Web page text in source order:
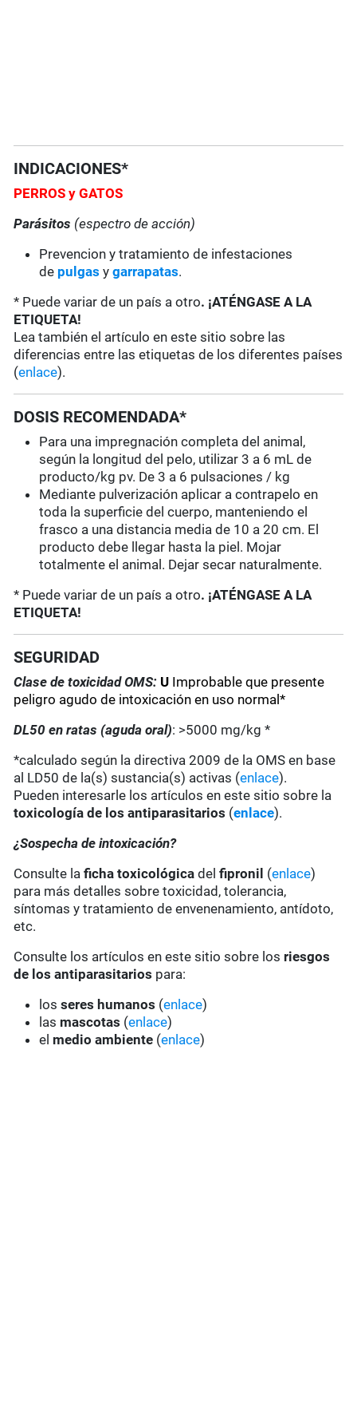
INDICACIONES*
PERROS y GATOS
Parásitos (espectro de acción)
Prevencion y tratamiento de infestaciones
de pulgas ygarrapatas.
* Puede variar de un país a otro. ¡ATÉNGASE A LA
ETIQUETA!
Lea también el artículo en este sitio sobre las
diferencias entre las etiquetas de los diferentes países
(enlace).
DOSIS RECOMENDADA*
Para una impregnación completa del animal,
según la longitud del pelo, utilizar 3 a 6 mL de
producto/kg pv. De 3 a 6 pulsaciones / kg
Mediante pulverización aplicar a contrapelo en
toda la superficie del cuerpo, manteniendo el
frasco a una distancia media de 10 a 20 cm. El
producto debe llegar hasta la piel. Mojar
totalmente el animal. Dejar secar naturalmente.
* Puede variar de un país a otro. ¡ATÉNGASE A LA
ETIQUETA!
SEGURIDAD
Clase de toxicidad OMS: U Improbable que presente
peligro agudo de intoxicación en uso normal*
DL50 en ratas (aguda oral): >5000 mg/kg *
*calculado según la directiva 2009 de la OMS en base
al LD50 de la(s) sustancia(s) activas (enlace).
Pueden interesarle los artículos en este sitio sobre la
toxicología de los antiparasitarios (enlace).
¿Sospecha de intoxicación?
Consulte laficha toxicológica delfipronil (enlace)
para más detalles sobre toxicidad, tolerancia,
síntomas y tratamiento de envenenamiento, antídoto,
etc.
Consulte los artículos en este sitio sobre los riesgos
de los antiparasitarios para:
losseres humanos (enlace)
las mascotas (enlace)
el medio ambiente (enlace)